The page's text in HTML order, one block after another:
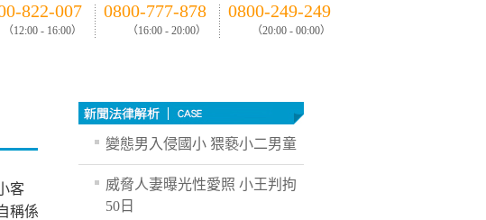
822-007
（12:00 - 16:00）
0800-777-878
（16:00 - 20:00）
0800-249-249
（20:00 - 00:00）
客
稱係
變態男入侵國小 猥褻小二男童
威脅人妻曝光性愛照 小王判拘
50日